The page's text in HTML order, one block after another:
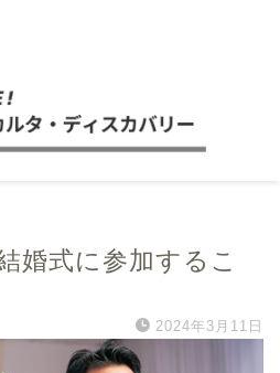
婚式に参加するこ
2024年3月11日